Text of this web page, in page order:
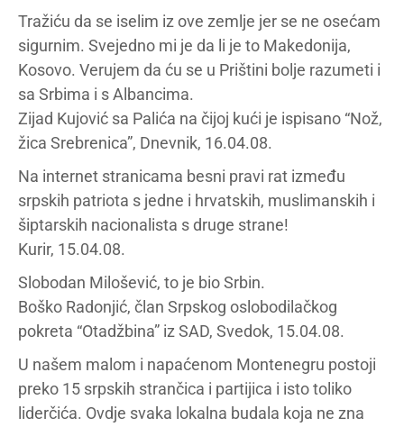
Tražiću da se iselim iz ove zemlje jer se ne osećam
sigurnim. Svejedno mi je da li je to Makedonija,
Kosovo. Verujem da ću se u Prištini bolje razumeti i
sa Srbima i s Albancima.
Zijad Kujović sa Palića na čijoj kući je ispisano “Nož,
žica Srebrenica”, Dnevnik, 16.04.08.
Na internet stranicama besni pravi rat između
srpskih patriota s jedne i hrvatskih, muslimanskih i
šiptarskih nacionalista s druge strane!
Kurir, 15.04.08.
Slobodan Milošević, to je bio Srbin.
Boško Radonjić, član Srpskog oslobodilačkog
pokreta “Otadžbina” iz SAD, Svedok, 15.04.08.
U našem malom i napaćenom Montenegru postoji
preko 15 srpskih strančica i partijica i isto toliko
liderčića. Ovdje svaka lokalna budala koja ne zna